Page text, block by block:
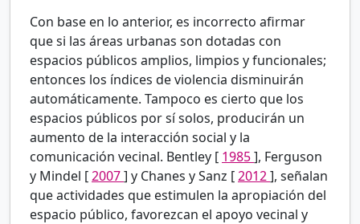
Con base en lo anterior, es incorrecto afirmar
que si las áreas urbanas son dotadas con
espacios públicos amplios, limpios y funcionales;
entonces los índices de violencia disminuirán
automáticamente. Tampoco es cierto que los
espacios públicos por sí solos, producirán un
aumento de la interacción social y la
comunicación vecinal. Bentley [ 1985], Ferguson
y Mindel [2007] y Chanes y Sanz [2012], señalan
que actividades que estimulen la apropiación del
espacio público, favorezcan el apoyo vecinal y